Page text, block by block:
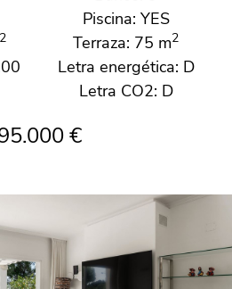
Piscina: YES
2 Terraza: 75 m2
Letra energética: D
Letra CO2: D
€